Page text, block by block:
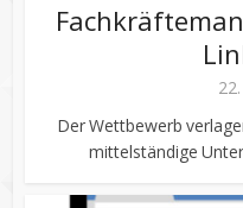
Der Wettbewerb
mittelständige